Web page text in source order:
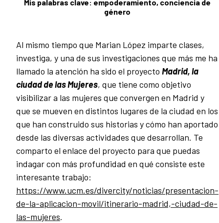
Mis palabras clave: empoderamiento, conciencia de
género
Al mismo tiempo que Marian López imparte clases,
investiga, y una de sus investigaciones que más me ha
llamado la atención ha sido el proyecto Madrid, la
ciudad de las Mujeres, que tiene como objetivo
visibilizar a las mujeres que convergen en Madrid y
que se mueven en distintos lugares de la ciudad en los
que han construido sus historias y cómo han aportado
desde las diversas actividades que desarrollan. Te
comparto el enlace del proyecto para que puedas
indagar con más profundidad en qué consiste este
interesante trabajo:
https://www.ucm.es/divercity/noticias/presentacion-
de-la-aplicacion-movil/itinerario-madrid,-ciudad-de-
las-mujeres.